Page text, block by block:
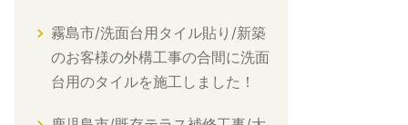
霧島市/洗面台用タイル貼り/新築
のお客様の外構工事の合間に洗面
台用のタイルを施工しました！